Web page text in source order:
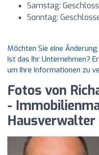
Samstag:
Sonntag:
Möchten Sie eine
Ist das Ihr Unternehmen?
um Ihre Informationen zu
Fotos von
-